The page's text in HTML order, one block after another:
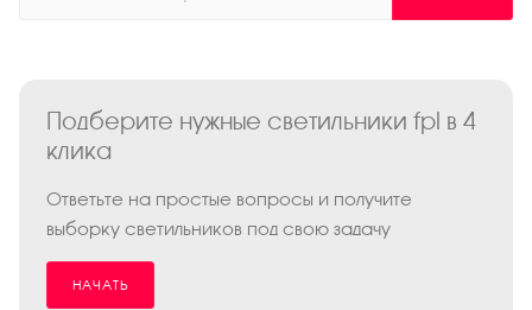
Подберите нужные светильники fpl в 4
клика
Ответьте на простые вопросы и получите
выборку светильников под свою задачу
НАЧАТЬ